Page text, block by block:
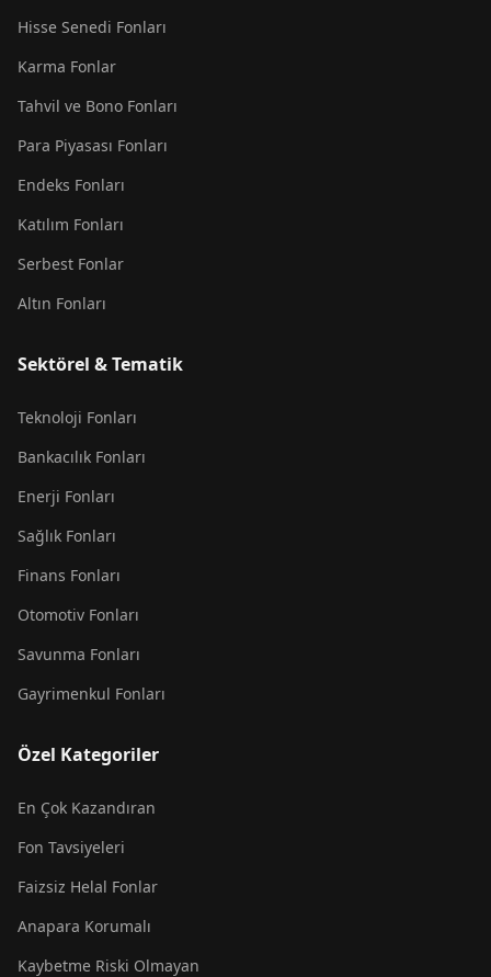
Hisse Senedi Fonları
Karma Fonlar
Tahvil ve Bono Fonları
Para Piyasası Fonları
Endeks Fonları
Katılım Fonları
Serbest Fonlar
Altın Fonları
Sektörel & Tematik
Teknoloji Fonları
Bankacılık Fonları
Enerji Fonları
Sağlık Fonları
Finans Fonları
Otomotiv Fonları
Savunma Fonları
Gayrimenkul Fonları
Özel Kategoriler
En Çok Kazandıran
Fon Tavsiyeleri
Faizsiz Helal Fonlar
Anapara Korumalı
Kaybetme Riski Olmayan